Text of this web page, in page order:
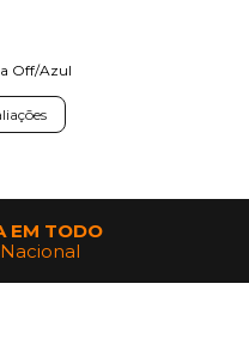
Off/Azul
EM TODO